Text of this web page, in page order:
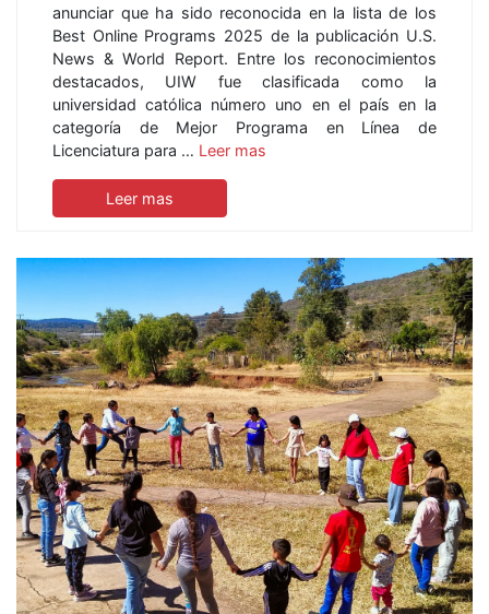
anunciar que ha sido reconocida en la lista de los
Best Online Programs 2025 de la publicación U.S.
News & World Report. Entre los reconocimientos
destacados, UIW fue clasificada como la
universidad católica número uno en el país en la
categoría de Mejor Programa en Línea de
Licenciatura para … Leer mas
Leer mas